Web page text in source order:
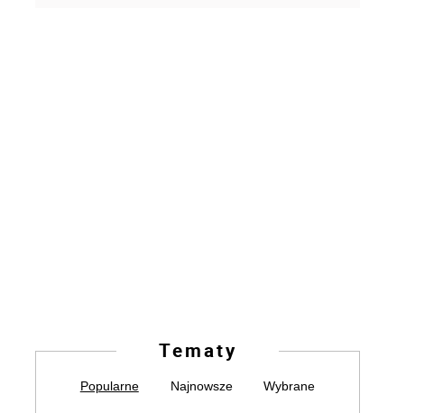
Tematy
Popularne Najnowsze Wybrane